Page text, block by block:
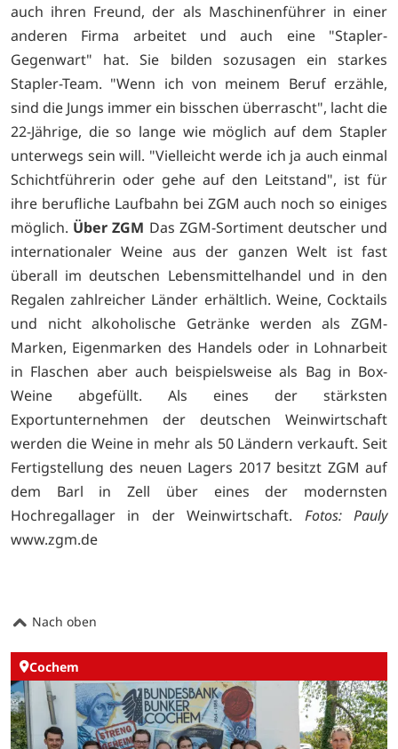
auch ihren Freund, der als Maschinenführer in einer
anderen Firma arbeitet und auch eine "Stapler-
Gegenwart" hat. Sie bilden sozusagen ein starkes
Stapler-Team. "Wenn ich von meinem Beruf erzähle,
sind die Jungs immer ein bisschen überrascht", lacht die
22-Jährige, die so lange wie möglich auf dem Stapler
unterwegs sein will. "Vielleicht werde ich ja auch einmal
Schichtführerin oder gehe auf den Leitstand", ist für
ihre berufliche Laufbahn bei ZGM auch noch so einiges
möglich. Über ZGM Das ZGM-Sortiment deutscher und
internationaler Weine aus der ganzen Welt ist fast
überall im deutschen Lebensmittelhandel und in den
Regalen zahlreicher Länder erhältlich. Weine, Cocktails
und nicht alkoholische Getränke werden als ZGM-
Marken, Eigenmarken des Handels oder in Lohnarbeit
in Flaschen aber auch beispielsweise als Bag in Box-
Weine abgefüllt. Als eines der stärksten
Exportunternehmen der deutschen Weinwirtschaft
werden die Weine in mehr als 50 Ländern verkauft. Seit
Fertigstellung des neuen Lagers 2017 besitzt ZGM auf
dem Barl in Zell über eines der modernsten
Hochregallager in der Weinwirtschaft. Fotos: Pauly
www.zgm.de
Nach oben
Cochem